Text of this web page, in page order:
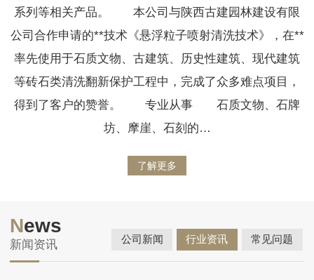
系列等相关产品。 本公司与陕西古建园林建设有限
公司合作申请的**技术《悬浮粒子喷射清洗技术》，在**
率先使用于石质文物、古建筑、历史性建筑、现代建筑
等砖石类清洗翻新保护工程中，完成了众多难点项目，
得到了客户的赞誉。 专业从事 石质文物、石牌
坊、摩崖、石刻的…
了解更多
News
新闻资讯 公司新闻 行业资讯 常见问题